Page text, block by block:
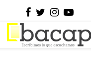
Facebook
Twitter